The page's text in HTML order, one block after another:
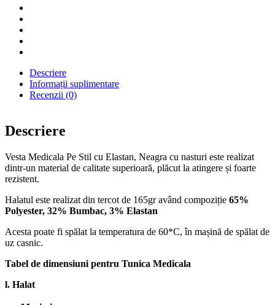
Descriere
Informații suplimentare
Recenzii (0)
Descriere
Vesta Medicala Pe Stil cu Elastan, Neagra cu nasturi este realizat
dintr-un material de calitate superioară, plăcut la atingere și foarte
rezistent.
Halatul este realizat din tercot de 165gr având compoziție 65%
Polyester, 32% Bumbac, 3% Elastan
Acesta poate fi spălat la temperatura de 60*C, în mașină de spălat de
uz casnic.
Tabel de dimensiuni pentru Tunica Medicala
l. Halat